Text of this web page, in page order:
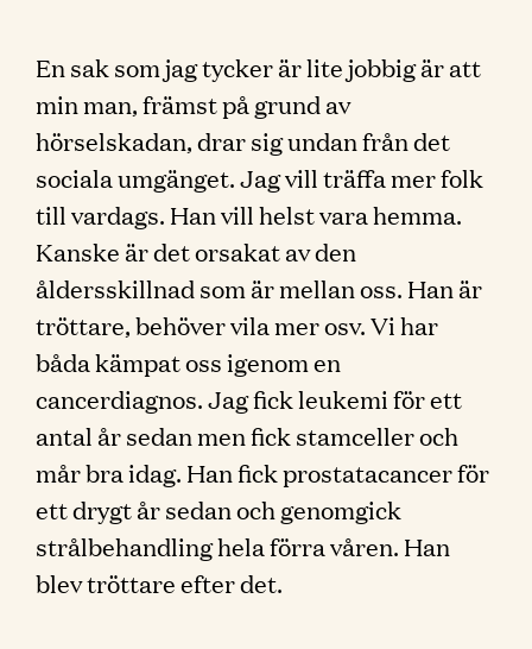
En sak som jag tycker är lite jobbig är att
min man, främst på grund av
hörselskadan, drar sig undan från det
sociala umgänget. Jag vill träffa mer folk
till vardags. Han vill helst vara hemma.
Kanske är det orsakat av den
åldersskillnad som är mellan oss. Han är
tröttare, behöver vila mer osv. Vi har
båda kämpat oss igenom en
cancerdiagnos. Jag fick leukemi för ett
antal år sedan men fick stamceller och
mår bra idag. Han fick prostatacancer för
ett drygt år sedan och genomgick
strålbehandling hela förra våren. Han
blev tröttare efter det.